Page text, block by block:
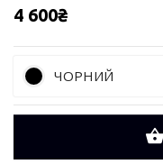
4 600₴
ЧОРНИЙ